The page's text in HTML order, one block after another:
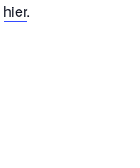
hier.